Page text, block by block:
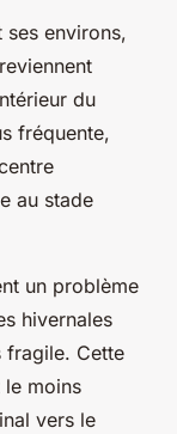
ses environs,
du
fréquente,
au stade
un problème
hivernales
fragile. Cette
le moins
vers le